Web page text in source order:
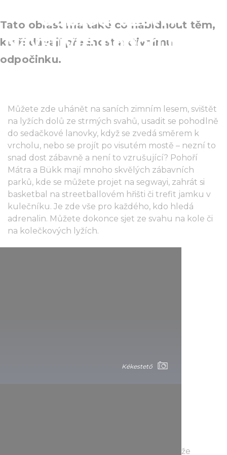
dobrodružství?
Navštivte pohoří Mátra
Tato oblast má také co nabídnout těm,
kteří dávají přednost aktivnímu
odpočinku.
Můžete zde uhánět na saních zimním lesem, svištět
na lyžích dolů ze strmých svahů, usadit se pohodlně
do sedačkové lanovky, když se zvedá směrem k
vrcholu, nebo se projít po visutém mostě – nezní to
snad dost zábavně a není to vzrušující? Pohoří
Mátra a Bükk mají mnoho skvělých zábavních
parků, kde se můžete projet na segwayi, zahrát si
basketbal na streetballovém hřišti či trefit jamku v
kulečníku. Je zde vše pro každého, kdo hledá
adrenalin. Můžete dokonce sjet ze svahu na kole či
na kolečkových lyžích.
Kékestető
Pokud jste ostřílení trampové, už jistě víte, že